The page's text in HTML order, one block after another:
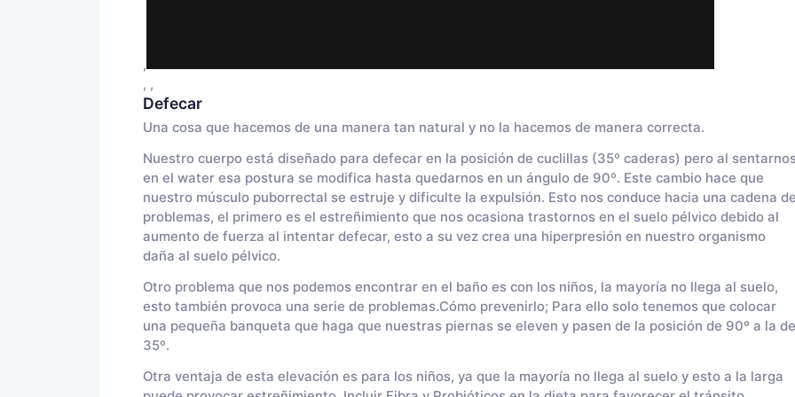
,
, ,
Defecar
Una cosa que hacemos de una manera tan natural y no la hacemos de manera correcta.
Nuestro cuerpo está diseñado para defecar en la posición de cuclillas (35º caderas) pero al
en el water esa postura se modifica hasta quedarnos en un ángulo de 90º. Este cambio hace que
nuestro músculo puborrectal se estruje y dificulte la expulsión. Esto nos conduce hacia una cadena de
problemas, el primero es el estreñimiento que nos ocasiona trastornos en el suelo pélvico debido al
aumento de fuerza al intentar defecar, esto a su vez crea una hiperpresión en nuestro organismo
daña al suelo pélvico.
Otro problema que nos podemos encontrar en el baño es con los niños, la mayoría no llega al suelo,
esto también provoca una serie de problemas.Cómo prevenirlo; Para ello solo tenemos que colocar
una pequeña banqueta que haga que nuestras piernas se eleven y pasen de la posición de 90º a la de
35º.
Otra ventaja de esta elevación es para los niños, ya que la mayoría no llega al suelo y esto a la larga